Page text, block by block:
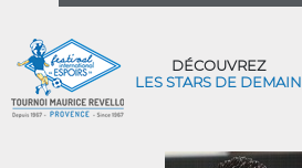
DÉCOUVREZ
LES STARS DE DEMAIN